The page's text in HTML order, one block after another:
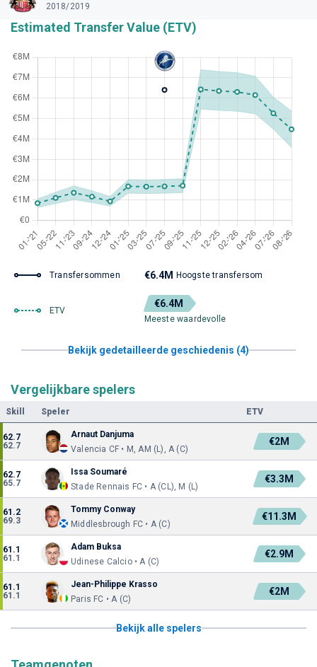
2018/2019
Estimated Transfer Value (ETV)
Transfersommen €6.4M Hoogste transfersom
ETV
€6.4M
Meeste waardevolle
Bekijk gedetailleerde geschiedenis (4)
Vergelijkbare spelers
Skill Speler ETV
62.7
62.7
Arnaut Danjuma
Valencia CF • M, AM (L), A (C)
€2M
62.7
65.7
Issa Soumaré
Stade Rennais FC • A (CL), M (L)
€3.3M
61.2
69.3
Tommy Conway
Middlesbrough FC • A (C)
€11.3M
61.1
61.1
Adam Buksa
Udinese Calcio • A (C)
€2.9M
61.1
61.1
Jean-Philippe Krasso
Paris FC • A (C)
€2M
Bekijk alle spelers